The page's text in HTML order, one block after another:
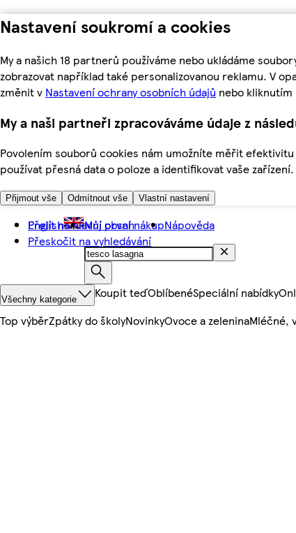
Nastavení soukromí a cookies
My a našich 18 partnerů používáme nebo ukládáme
zobrazovat například také personalizovanou reklamu. V
změnit v Nastavení ochrany osobních údajů nebo kliknutím
My a naši partneři zpracováváme údaje z
Povolením souborů cookies nám umožníte měřit
používat přesná data o poloze a identifikovat vaše zařízení.
Přijmout vše Odmítnout vše Vlastní nastavení
Přejít na hlavní obsah
Přeskočit na vyhledávání
English Můj první nákupNápověda
Všechny kategorie Koupit teďOblíbenéSpeciální nabídky
Top výběrZpátky do školyNovinkyOvoce a zeleninaMléčné,